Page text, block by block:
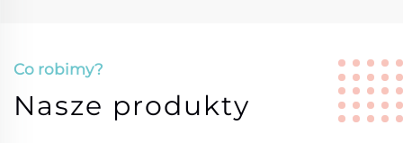
Co robimy?
Nasze produkty